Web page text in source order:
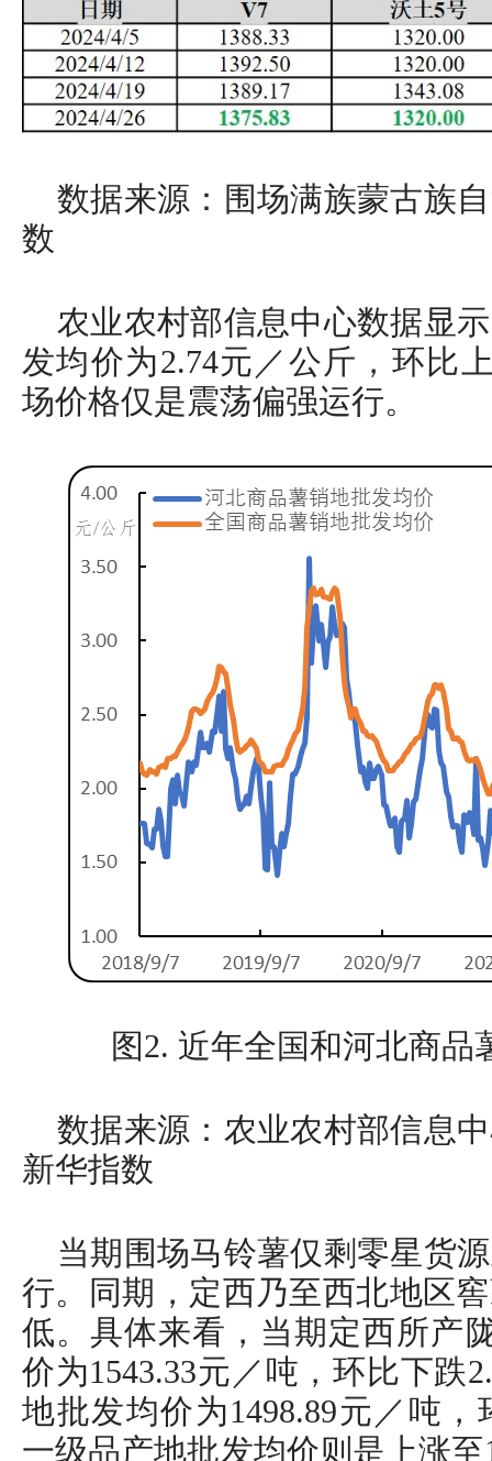
数据来源：围场满族蒙古族
数
农业农村部信息中心数据显
发均价为2.74元／公斤，环比
场价格仅是震荡偏强运行。
图2. 近年全国和河北商品
数据来源：农业农村部信息
新华指数
当期围场马铃薯仅剩零星货
行。同期，定西乃至西北地区
低。具体来看，当期定西所产
价为1543.33元／吨，环比下跌
地批发均价为1498.89元／吨
一级品产地批发均价则是上涨